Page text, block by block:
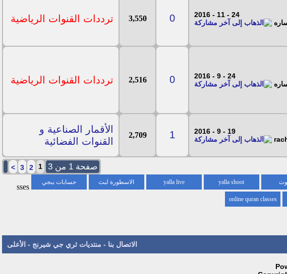
24 - 11 - 2016
0
3,550 ترددات القنوات الرياضية
24 - 9 - 2016
0
2,516 ترددات القنوات الرياضية
19 - 9 - 2016
1
2,709
الأقمار الصناعية و
القنوات الفضائية
صفحة 1 من 3 1
2
3
>
yalla shoot
yalla live الاسطورة لبث حسابات ببجي
sses
online quran classes
الاتصال بنا - منتديات ثري جي شيرنج - الأعلى